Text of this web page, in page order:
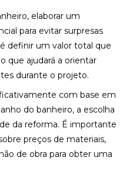
elaborar um
para evitar surpresas
definir um valor total que
que ajudará a orientar
durante o projeto.
com base em
do banheiro, a escolha
da reforma. É importante
preços de materiais,
de obra para obter uma